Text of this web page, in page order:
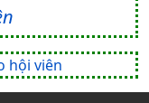
hội viên